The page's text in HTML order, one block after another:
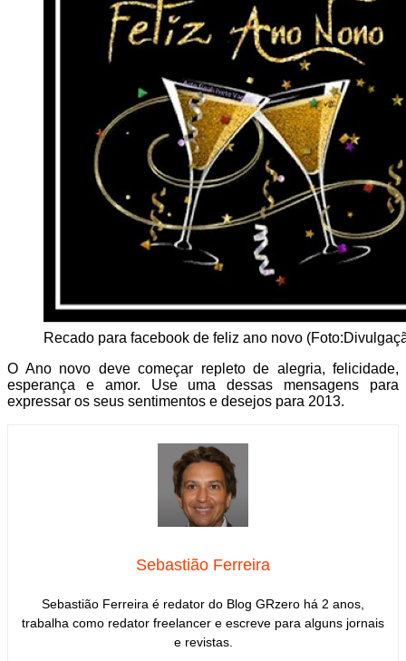
Recado para facebook de feliz ano novo
O Ano novo deve começar repleto de alegria, felicidade,
esperança e amor. Use uma dessas mensagens para
expressar os seus sentimentos e desejos para 2013.
Sebastião Ferreira
Sebastião Ferreira é redator do Blog GRzero há 2 anos,
trabalha como redator freelancer e escreve para alguns jornais
e revistas.